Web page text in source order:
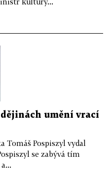
umění vrací
Tomáš Pospiszyl vydal
se zabývá tím